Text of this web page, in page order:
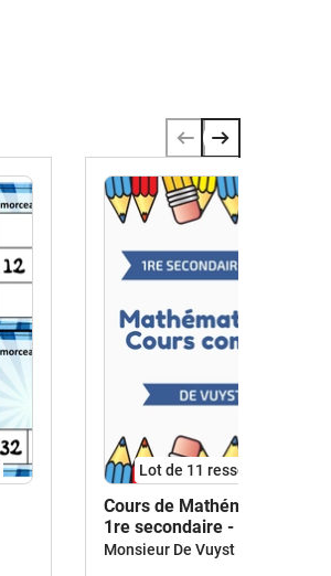
Lot de 11 ressources
Cours de Mathématiques -
1re secondaire - Belgique
Monsieur De Vuyst